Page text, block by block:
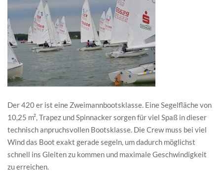
Der 420 er ist eine Zweimannbootsklasse. Eine Segelfläche von
10,25 m², Trapez und Spinnacker sorgen für viel Spaß in dieser
technisch anpruchsvollen Bootsklasse. Die Crew muss bei viel
Wind das Boot exakt gerade segeln, um dadurch möglichst
schnell ins Gleiten zu kommen und maximale Geschwindigkeit
zu erreichen.